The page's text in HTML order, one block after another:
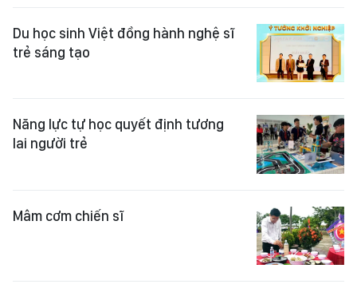
Du học sinh Việt đồng hành nghệ sĩ
trẻ sáng tạo
Năng lực tự học quyết định tương
lai người trẻ
Mâm cơm chiến sĩ